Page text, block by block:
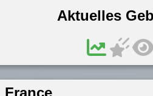
Aktuelles
France